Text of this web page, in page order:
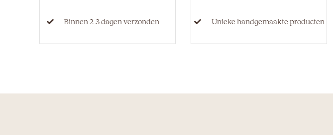
Binnen 2-3 dagen verzonden Unieke handgemaakte producten